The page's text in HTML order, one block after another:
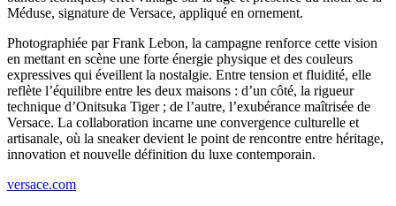
Méduse, signature de Versace, appliqué en ornement.
Photographiée par Frank Lebon, la campagne renforce cette vision
en mettant en scène une forte énergie physique et des couleurs
expressives qui éveillent la nostalgie. Entre tension et fluidité, elle
reflète l’équilibre entre les deux maisons : d’un côté, la rigueur
technique d’Onitsuka Tiger ; de l’autre, l’exubérance maîtrisée de
Versace. La collaboration incarne une convergence culturelle et
artisanale, où la sneaker devient le point de rencontre entre héritage,
innovation et nouvelle définition du luxe contemporain.
versace.com